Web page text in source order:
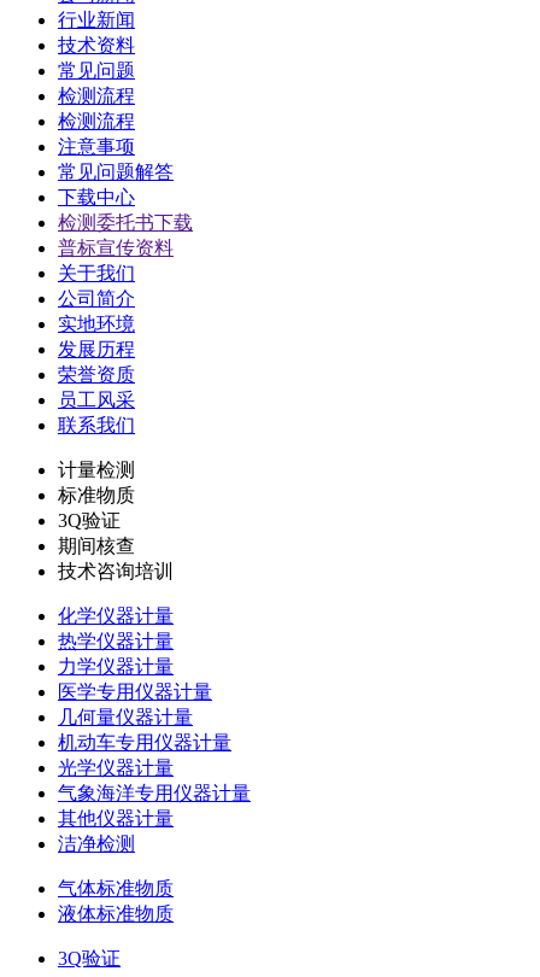
行业新闻
技术资料
常见问题
检测流程
检测流程
注意事项
常见问题解答
下载中心
检测委托书下载
普标宣传资料
关于我们
公司简介
实地环境
发展历程
荣誉资质
员工风采
联系我们
计量检测
标准物质
3Q验证
期间核查
技术咨询培训
化学仪器计量
热学仪器计量
力学仪器计量
医学专用仪器计量
几何量仪器计量
机动车专用仪器计量
光学仪器计量
气象海洋专用仪器计量
其他仪器计量
洁净检测
气体标准物质
液体标准物质
3Q验证